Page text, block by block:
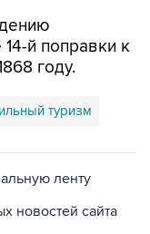
й поправки к
году.
туризм
ленту
новостей сайта